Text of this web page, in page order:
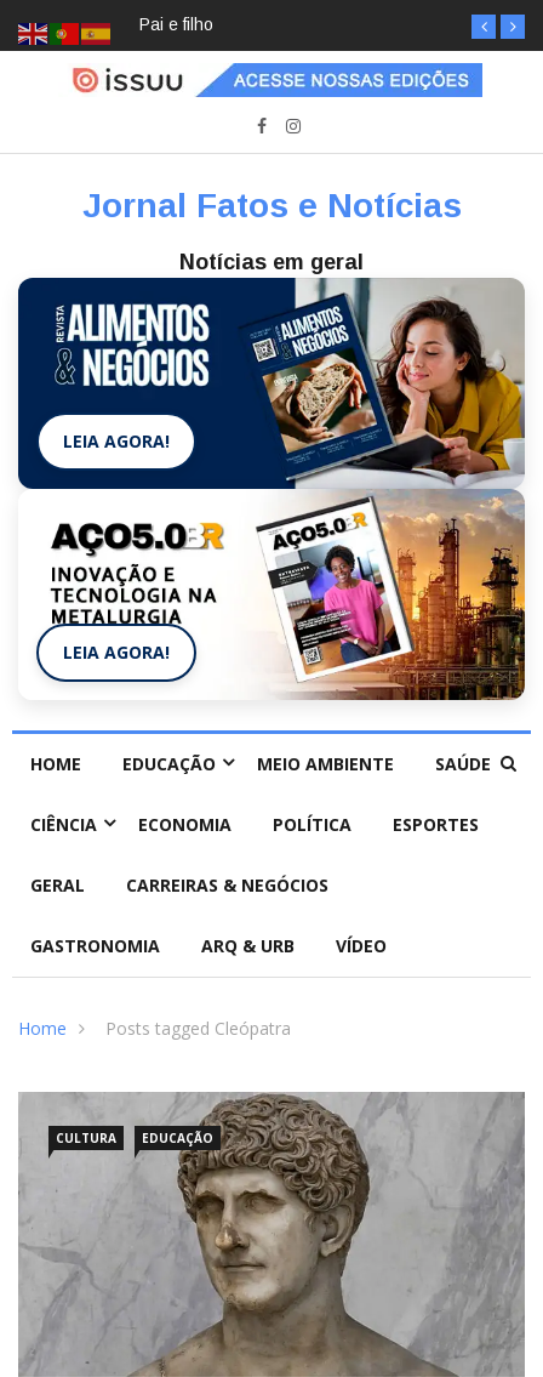
Pai e filho
Jornal Fatos e Notícias
Notícias em geral
LEIA AGORA!
LEIA AGORA!
HOME EDUCAÇÃO MEIO AMBIENTE SAÚDE
CIÊNCIA ECONOMIA POLÍTICA ESPORTES
GERAL CARREIRAS & NEGÓCIOS
GASTRONOMIA ARQ & URB VÍDEO
Home Posts tagged Cleópatra
CULTURA EDUCAÇÃO